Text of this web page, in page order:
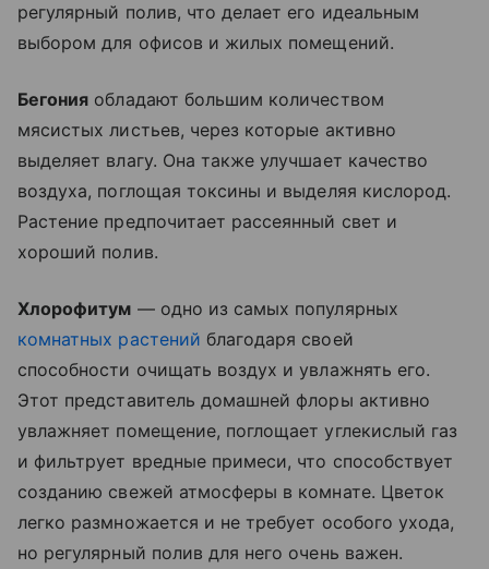
регулярный полив, что делает его идеальным
выбором для офисов и жилых помещений.
Бегония обладают большим количеством
мясистых листьев, через которые активно
выделяет влагу. Она также улучшает качество
воздуха, поглощая токсины и выделяя кислород.
Растение предпочитает рассеянный свет и
хороший полив.
Хлорофитум — одно из самых популярных
комнатных растений благодаря своей
способности очищать воздух и увлажнять его.
Этот представитель домашней флоры активно
увлажняет помещение, поглощает углекислый газ
и фильтрует вредные примеси, что способствует
созданию свежей атмосферы в комнате. Цветок
легко размножается и не требует особого ухода,
но регулярный полив для него очень важен.